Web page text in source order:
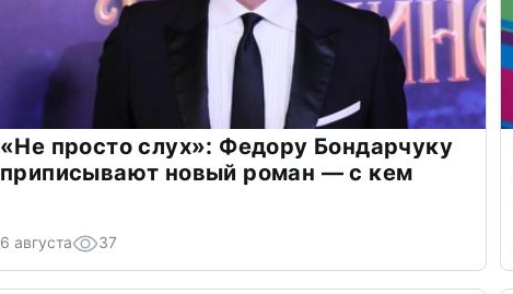
«Не просто слух»: Федору Бондарчуку
приписывают новый роман — с кем
6 августа 37